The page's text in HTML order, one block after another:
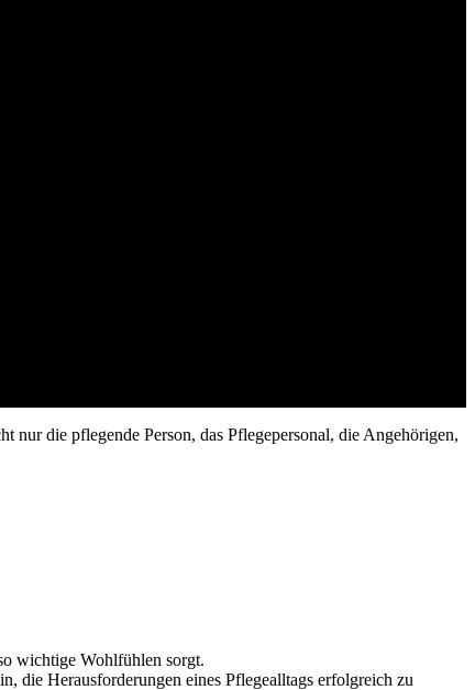
nur die pflegende Person, das Pflegepersonal, die Angehörigen,
wichtige Wohlfühlen sorgt.
die Herausforderungen eines Pflegealltags erfolgreich zu